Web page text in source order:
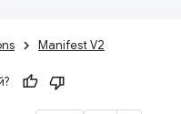
Manifest V2